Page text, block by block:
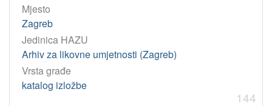
Mjesto
Zagreb
Jedinica HAZU
Arhiv za likovne umjetnosti (Zagreb)
Vrsta građe
katalog izložbe
144